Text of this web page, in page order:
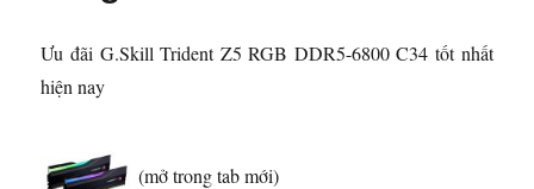
Ưu đãi G.Skill Trident Z5 RGB DDR5-6800 C34 tốt nhất
hiện nay
(mở trong tab mới)